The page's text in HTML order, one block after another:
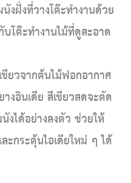
งฝั่งที่วางโต๊ะทำงานด้วย
โต๊ะทำงานไม้ที่ดูสะอาด
ยวจากต้นไม้ฟอกอากาศ
งอินเดีย สีเขียวสดจะตัด
งได้อย่างลงตัว ช่วยให้
กระตุ้นไอเดียใหม่ ๆ ได้